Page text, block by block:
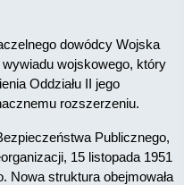
dowódcy Wojska
wojskowego, który
Oddziału II jego
rozszerzeniu.
Publicznego,
15 listopada 1951
Nowa struktura obejmowała